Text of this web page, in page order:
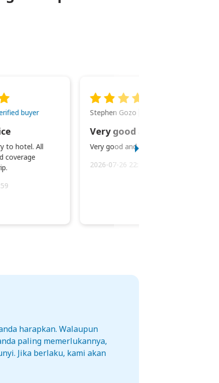
buyer
to hotel. All
coverage
Stephen Gozo
Very good and prompt service.
2026-07-26 22:43:45
harapkan. Walaupun
paling memerlukannya,
Jika berlaku, kami akan